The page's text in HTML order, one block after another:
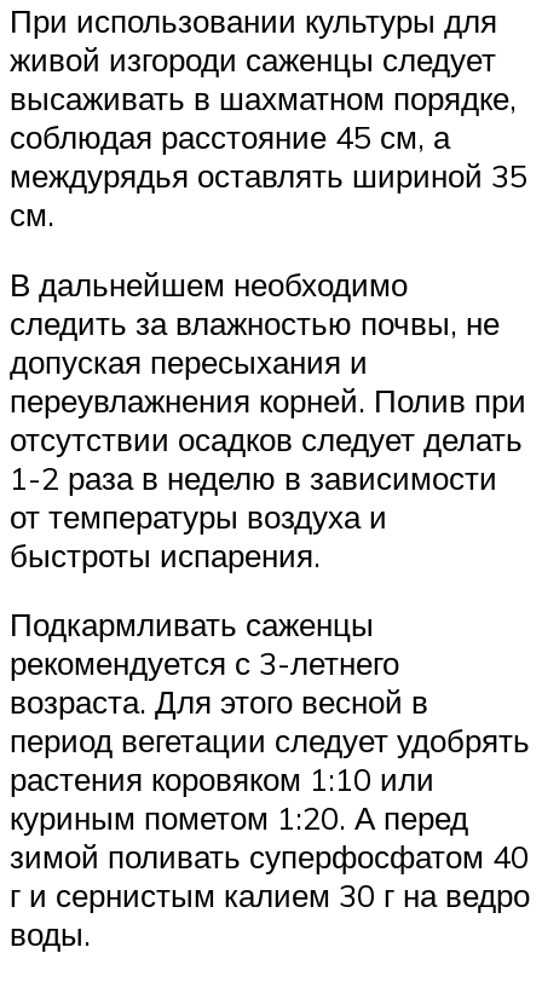
При использовании культуры для
живой изгороди саженцы следует
высаживать в шахматном порядке,
соблюдая расстояние 45 см, а
междурядья оставлять шириной 35
см.
В дальнейшем необходимо
следить за влажностью почвы, не
допуская пересыхания и
переувлажнения корней. Полив при
отсутствии осадков следует делать
1-2 раза в неделю в зависимости
от температуры воздуха и
быстроты испарения.
Подкармливать саженцы
рекомендуется с 3-летнего
возраста. Для этого весной в
период вегетации следует удобрять
растения коровяком 1:10 или
куриным пометом 1:20. А перед
зимой поливать суперфосфатом 40
г и сернистым калием 30 г на ведро
воды.